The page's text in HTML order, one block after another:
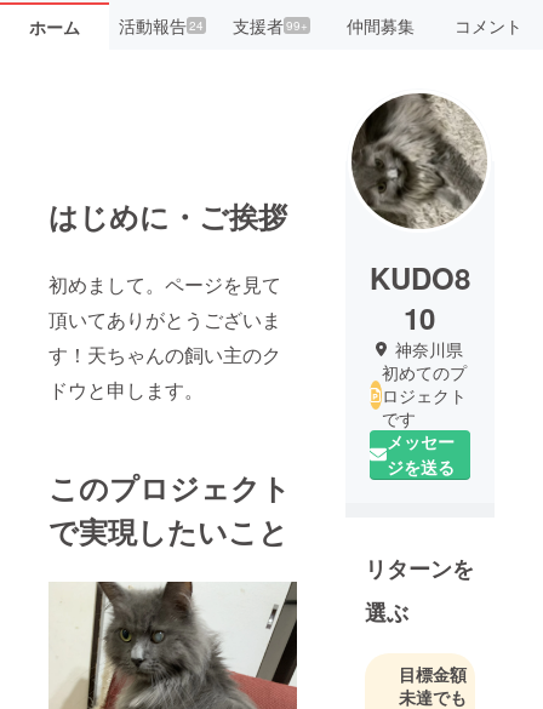
ホーム 活動報告24 支援者99+ 仲間募集 コメント
はじめに・ご挨拶
初めまして。ページを見て
頂いてありがとうございま
す！天ちゃんの飼い主のク
ドウと申します。
このプロジェクト
で実現したいこと
KUDO8
10
神奈川県
初めてのプ
ロジェクト
です
メッセー
ジを送る
リターンを
選ぶ
目標金額
未達でも